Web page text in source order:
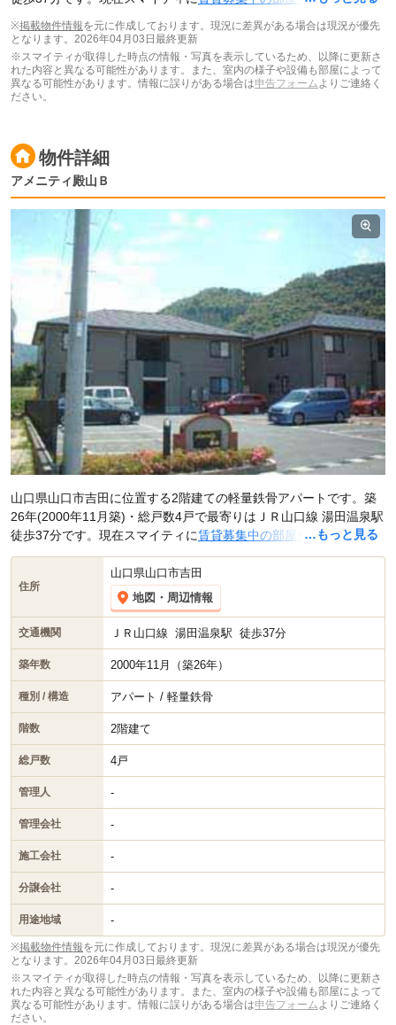
※掲載物件情報を元に作成しております。現況に差異がある場合は現況が優先
となります。 2026年04月03日最終更新
※スマイティが取得した時点の情報・写真を表示しているため、以降に更新さ
れた内容と異なる可能性があります。また、室内の様子や設備も部屋によって
異なる可能性があります。情報に誤りがある場合は申告フォーム よりご連絡く
ださい。
物件詳細
アメニティ殿山Ｂ
…もっと見る
山口県山口市吉田に位置する2階建ての軽量鉄骨アパートです。築
26年(2000年11月築)・総戸数4戸で最寄りはＪＲ山口線 湯田温泉駅
徒歩37分です。現在スマイティに賃貸募集中の部屋が5件(2LDK)掲
載されています。
住所
山口県山口市吉田
地図・周辺情報
交通機関 ＪＲ山口線 湯田温泉駅 徒歩37分
築年数 2000年11月（築26年）
種別 / 構造 アパート / 軽量鉄骨
階数 2階建て
総戸数 4戸
管理人 -
管理会社 -
施工会社 -
分譲会社 -
用途地域 -
※掲載物件情報を元に作成しております。現況に差異がある場合は現況が優先
となります。 2026年04月03日最終更新
※スマイティが取得した時点の情報・写真を表示しているため、以降に更新さ
れた内容と異なる可能性があります。また、室内の様子や設備も部屋によって
異なる可能性があります。情報に誤りがある場合は申告フォーム よりご連絡く
ださい。